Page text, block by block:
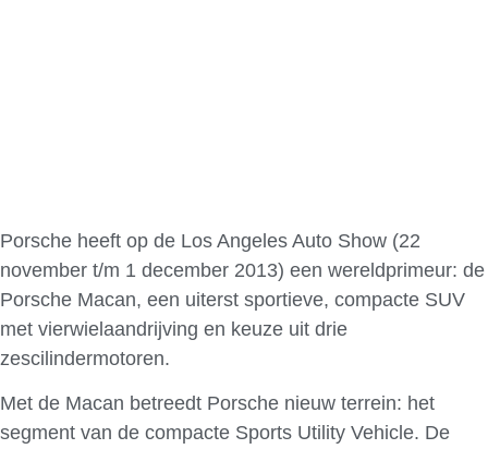
Porsche heeft op de Los Angeles Auto Show (22
november t/m 1 december 2013) een wereldprimeur: de
Porsche Macan, een uiterst sportieve, compacte SUV
met vierwielaandrijving en keuze uit drie
zescilindermotoren.
Met de Macan betreedt Porsche nieuw terrein: het
segment van de compacte Sports Utility Vehicle. De